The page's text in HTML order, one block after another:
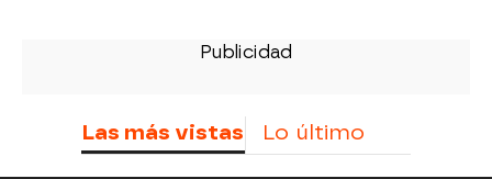
Las más vistas Lo último